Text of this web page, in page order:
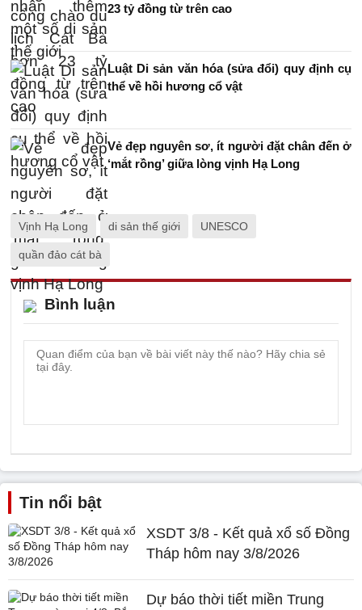
23 tỷ đồng từ trên cao
Luật Di sản văn hóa (sửa đổi) quy định cụ
thể về hồi hương cổ vật
Vẻ đẹp nguyên sơ, ít người đặt chân đến ở
‘mắt rồng’ giữa lòng vịnh Hạ Long
Vịnh Hạ Long di sản thế giới UNESCO
quần đảo cát bà
Bình luận
Tin nổi bật
XSDT 3/8 - Kết quả xổ số Đồng
Tháp hôm nay 3/8/2026
Dự báo thời tiết miền Trung